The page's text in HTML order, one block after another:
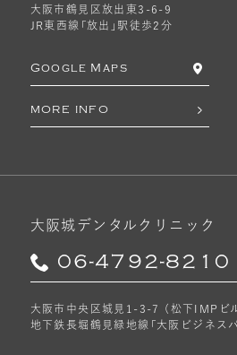
大阪市鶴見区放出東3-6-9
JR東西線「放出」駅徒歩2分
Google Maps
MORE INFO
大阪城デンタルクリニック
06-4792-8210
大阪市中央区城見1-3-7 （松下IMPビル
地下鉄長堀鶴見緑地線「大阪ビジネス